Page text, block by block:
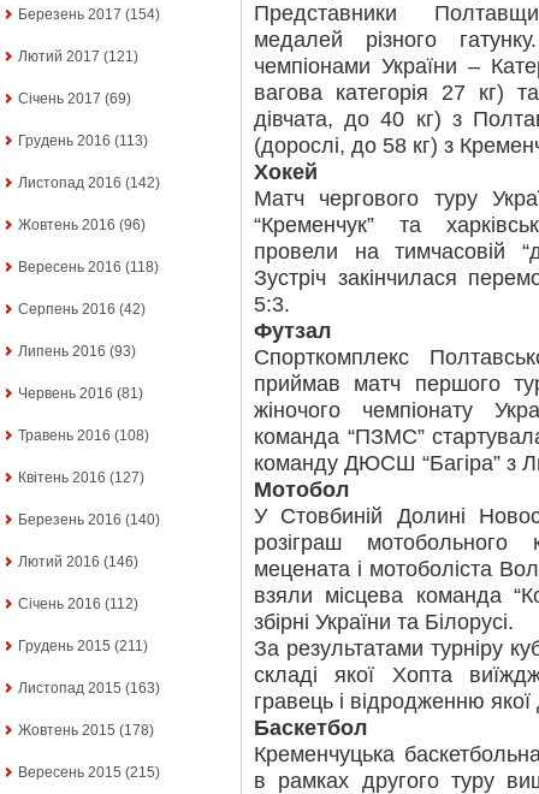
Березень 2017 (154)
Лютий 2017 (121)
Січень 2017 (69)
Грудень 2016 (113)
Листопад 2016 (142)
Жовтень 2016 (96)
Вересень 2016 (118)
Серпень 2016 (42)
Липень 2016 (93)
Червень 2016 (81)
Травень 2016 (108)
Квітень 2016 (127)
Березень 2016 (140)
Лютий 2016 (146)
Січень 2016 (112)
Грудень 2015 (211)
Листопад 2015 (163)
Жовтень 2015 (178)
Вересень 2015 (215)
Представники
медалей різного
чемпіонами України –
вагова категорія 27 кг)
дівчата, до 40 кг) з
(дорослі, до 58 кг) з
Хокей
Матч чергового туру
“Кременчук” та
провели на тимчасовій
Зустріч закінчилася
5:3.
Футзал
Спорткомплекс
приймав матч першого
жіночого чемпіонату
команда “ПЗМС”
команду ДЮСШ “Багіра” з
Мотобол
У Стовбиній Долині
розіграш мотобольного
мецената і мотоболіста
взяли місцева команда
збірні України та Білорусі.
За результатами турніру
складі якої Хопта
гравець і відродженню
Баскетбол
Кременчуцька
в рамках другого туру